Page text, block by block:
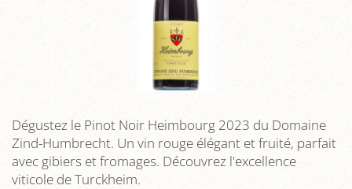
Dégustez le Pinot Noir Heimbourg 2023 du Domaine
Zind-Humbrecht. Un vin rouge élégant et fruité, parfait
avec gibiers et fromages. Découvrez l'excellence
viticole de Turckheim.